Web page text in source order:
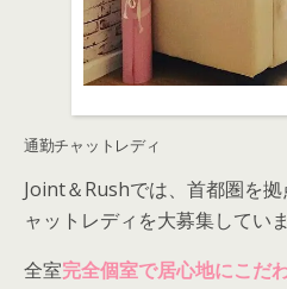
通勤チャットレディ
Joint＆Rushでは、首都圏を
ャットレディを大募集していま
全室完全個室で居心地にこだ